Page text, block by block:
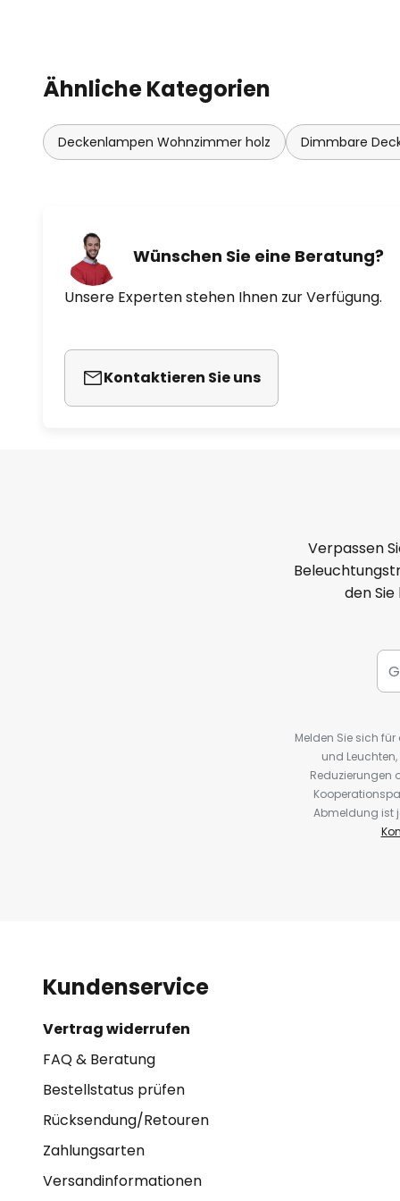
Ähnliche Kategorien
Deckenlampen Wohnzimmer holz Dimmbare
Wünschen Sie eine Beratung?
Unsere Experten stehen Ihnen zur Verfügung.
Kontaktieren Sie uns
Verpassen
den
Melden Sie sich
und
Reduzierungen
Abmeldung ist
Kundenservice
Vertrag widerrufen
FAQ & Beratung
Bestellstatus prüfen
Rücksendung/Retouren
Zahlungsarten
Versandinformationen